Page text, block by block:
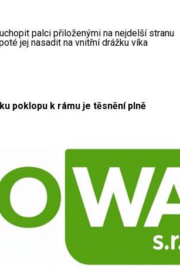
palci přiloženými na nejdelší stranu
jej nasadit na vnitřní drážku víka
poklopu k rámu je těsnění plně